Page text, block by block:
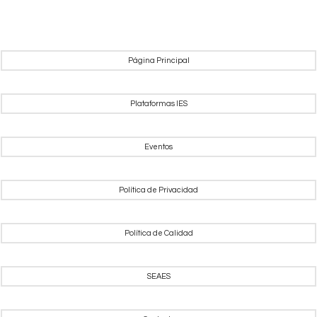
Página Principal
Plataformas IES
Eventos
Política de Privacidad
Política de Calidad
SEAES